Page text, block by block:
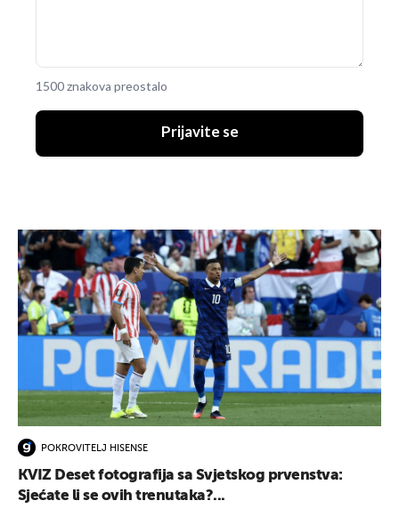
1500 znakova preostalo
Prijavite se
POKROVITELJ HISENSE
KVIZ Deset fotografija sa Svjetskog prvenstva:
Sjećate li se ovih trenutaka?...